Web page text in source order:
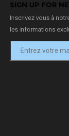
SIGN UP FOR
Inscrivez vous à
les informations